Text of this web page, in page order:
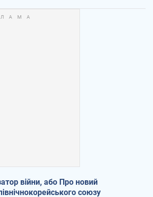
війни, або Про новий
союзу